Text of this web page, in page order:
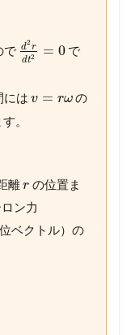
で d2 r
dt2 = 0で
にはv = rωの
。
離r の位置ま
ン力
ベクトル）の